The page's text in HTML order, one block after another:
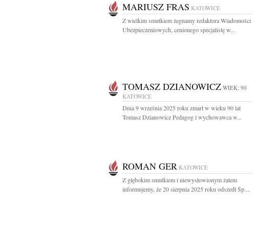
MARIUSZ FRAS KATOWICE
Z wielkim smutkiem żegnamy redaktora Wiadomości
Ubezpieczeniowych, cenionego specjalistę w...
TOMASZ DZIANOWICZ WIEK: 90
KATOWICE
Dnia 9 września 2025 roku zmarł w wieku 90 lat
Tomasz Dzianowicz Pedagog i wychowawca w...
ROMAN GER KATOWICE
Z głębokim smutkiem i niewysłowionym żalem
informujemy, że 20 sierpnia 2025 roku odszedł Śp....